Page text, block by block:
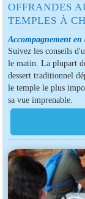
OFFRANDES
TEMPLES À
Accompagnement en
Suivez les conseils
le matin. La plupart
dessert traditionnel
le temple le plus
sa vue imprenable.